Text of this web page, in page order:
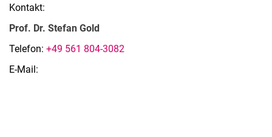
Kontakt:
Prof. Dr. Stefan Gold
Telefon: +49 561 804-3082
E-Mail: